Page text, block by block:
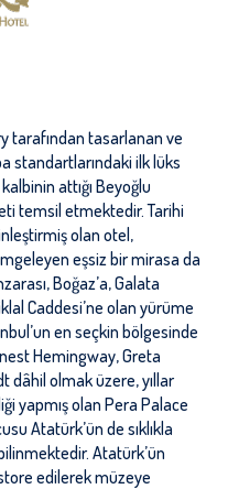
tarafından tasarlanan ve
standartlarındaki ilk lüks
attığı Beyoğlu
temsil etmektedir. Tarihi
olan otel,
eşsiz bir mirasa da
Boğaz’a, Galata
Caddesi’ne olan yürüme
en seçkin bölgesinde
Hemingway, Greta
dâhil olmak üzere, yıllar
yapmış olan Pera Palace
Atatürk’ün de sıklıkla
Atatürk’ün
edilerek müzeye